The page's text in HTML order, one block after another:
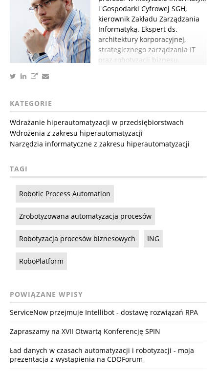
i Gospodarki Cyfrowej SGH,
kierownik Zakładu Zarządzania
Informatyką. Ekspert ds.
architektury korporacyjnej,
strategicznego zarządzania IT
oraz robotyzacji biznesu.
KATEGORIE
Wdrażanie hiperautomatyzacji w przedsiębiorstwach
Wdrożenia z zakresu hiperautomatyzacji
Narzędzia informatyczne z zakresu hiperautomatyzacji
TAGI
Robotic Process Automation
Zrobotyzowana automatyzacja procesów
Robotyzacja procesów biznesowych ING
RoboPlatform
POWIĄZANE WPISY
ServiceNow przejmuje Intellibot - dostawę rozwiązań RPA
Zapraszamy na XVII Otwartą Konferencję SPIN
Ład danych w czasach automatyzacji i robotyzacji - moja
prezentacja z wystąpienia na CDOForum